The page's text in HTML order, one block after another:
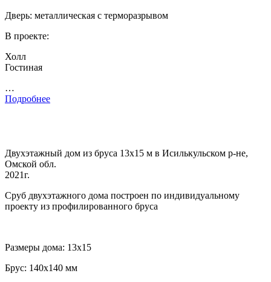
Дверь: металлическая с терморазрывом
В проекте:
Холл
Гостиная
…
Подробнее
Двухэтажный дом из бруса 13х15 м в Исилькульском р-не,
Омской обл.
2021г.
Сруб двухэтажного дома построен по индивидуальному
проекту из профилированного бруса
Размеры дома: 13х15
Брус: 140х140 мм